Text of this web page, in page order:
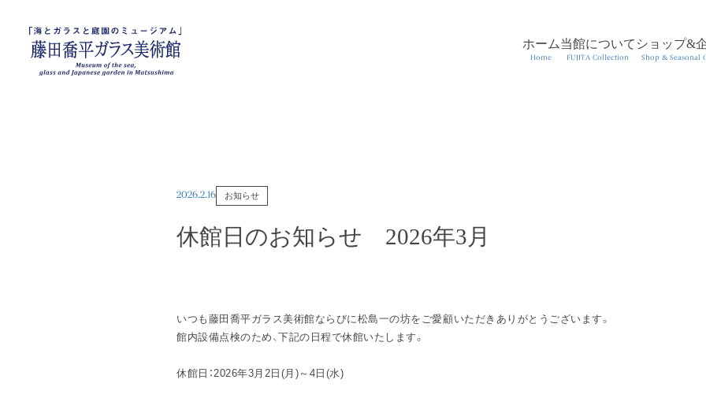
ホーム
Home
当館について
FUJITA Collection
ショップ&
Shop & Seasonal
2026.2.16 お知らせ
休館日のお知らせ 2026年3月
いつも藤田喬平ガラス美術館ならびに松島一の坊をご愛顧いただきありがとうございます。
館内設備点検のため、下記の日程で休館いたします。
休館日：2026年3月2日(月)～4日(水)